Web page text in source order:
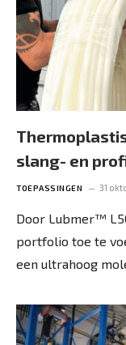
slang- en
TOEPASSINGEN 31
Door Lubmer™
portfolio toe te
een ultrahoog